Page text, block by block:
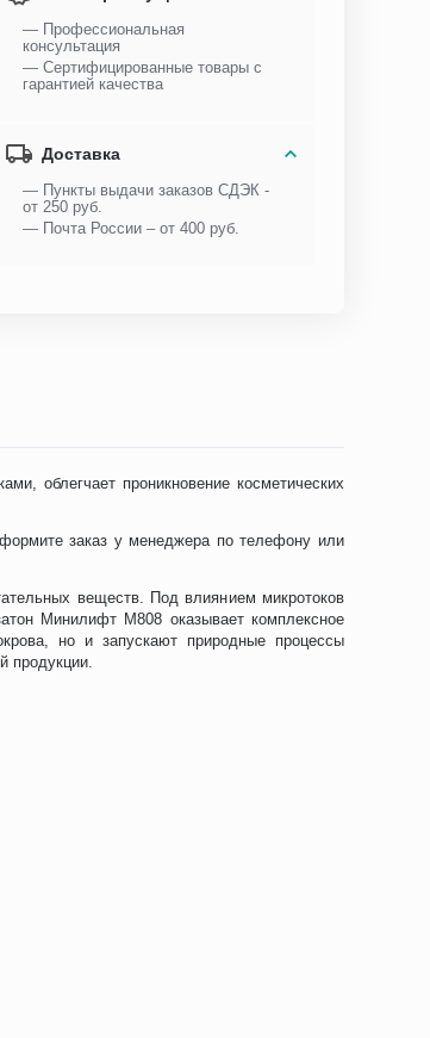
— Профессиональная
консультация
— Сертифицированные товары с
гарантией качества
Доставка
— Пункты выдачи заказов СДЭК -
от 250 руб.
— Почта России – от 400 руб.
облегчает проникновение косметических
заказ у менеджера по телефону или
веществ. Под влиянием микротоков
Минилифт М808 оказывает комплексное
но и запускают природные процессы
продукции.